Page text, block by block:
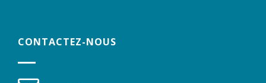
CONTACTEZ-NOUS